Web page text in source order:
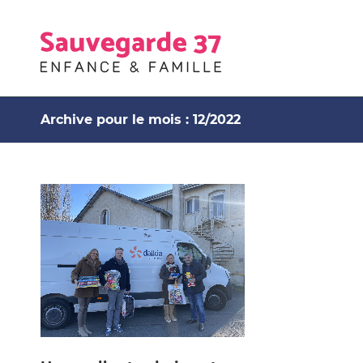
Archive pour le mois : 12/2022